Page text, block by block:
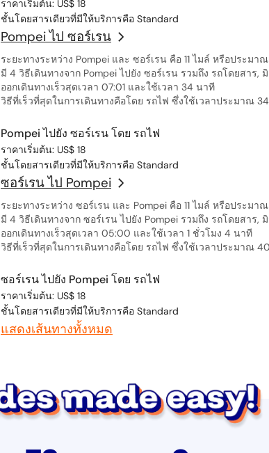
ราคาเริ่มต้น: US$ 18
ชั้นโดยสารเดียวที่มีให้บริการคือ Standard
Pompei ไป ซอร์เรน
ระยะทางระหว่าง Pompei และ ซอร์เรน คือ 11 ไมล์ หรือประมาณ
มี 4 วิธีเดินทางจาก Pompei ไปยัง ซอร์เรน รวมถึง รถโดยสาร,
ออกเดินทางเร็วสุดเวลา 07:01 และใช้เวลา 34 นาที
วิธีที่เร็วที่สุดในการเดินทางคือโดย รถไฟ ซึ่งใช้เวลาประมาณ
Pompei ไปยัง ซอร์เรน โดย รถไฟ
ราคาเริ่มต้น: US$ 18
ชั้นโดยสารเดียวที่มีให้บริการคือ Standard
ซอร์เรน ไป Pompei
ระยะทางระหว่าง ซอร์เรน และ Pompei คือ 11 ไมล์ หรือประมาณ
มี 4 วิธีเดินทางจาก ซอร์เรน ไปยัง Pompei รวมถึง รถโดยสาร,
ออกเดินทางเร็วสุดเวลา 05:00 และใช้เวลา 1 ชั่วโมง 4 นาที
วิธีที่เร็วที่สุดในการเดินทางคือโดย รถไฟ ซึ่งใช้เวลาประมาณ
ซอร์เรน ไปยัง Pompei โดย รถไฟ
ราคาเริ่มต้น: US$ 18
ชั้นโดยสารเดียวที่มีให้บริการคือ Standard
แสดงเส้นทางทั้งหมด